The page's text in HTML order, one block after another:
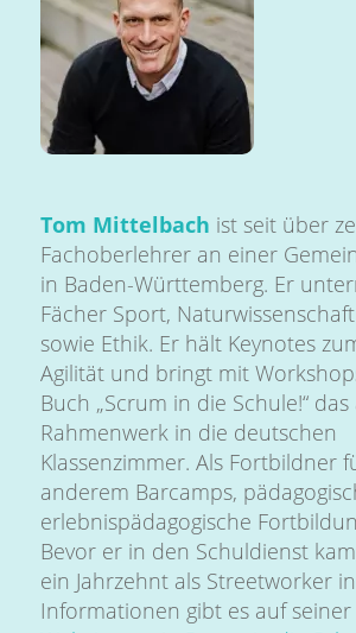
Tom Mittelbach ist seit über
Fachoberlehrer an einer
in Baden-Württemberg. Er
Fächer Sport,
sowie Ethik. Er hält Keynotes
Agilität und bringt mit
Buch „Scrum in die Schule!“ das
Rahmenwerk in die deutschen
Klassenzimmer. Als Fortbildner
anderem Barcamps,
erlebnispädagogische
Bevor er in den Schuldienst
ein Jahrzehnt als Streetworker
Informationen gibt es auf